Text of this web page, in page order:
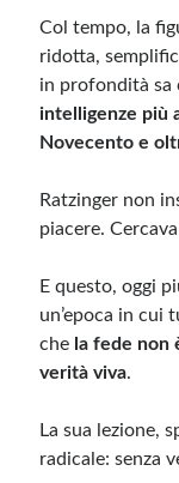
Col tempo, la
ridotta,
in profondità sa
intelligenze più
Novecento e
Ratzinger non
piacere.
E questo, oggi
un’epoca in cui
che la fede non
verità viva.
La sua lezione,
radicale: senza